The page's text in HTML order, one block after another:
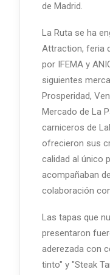
de Madrid.
La Ruta se ha
Attraction, feria
por IFEMA y
siguientes
Prosperidad,
Mercado de La
carniceros de
ofrecieron sus
calidad al único
acompañaban
colaboración
Las tapas que
presentaron
aderezada con
tinto" y "Steak